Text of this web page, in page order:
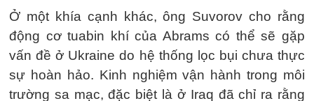
Ở một khía cạnh khác, ông Suvorov cho rằng
động cơ tuabin khí của Abrams có thể sẽ gặp
vấn đề ở Ukraine do hệ thống lọc bụi chưa thực
sự hoàn hảo. Kinh nghiệm vận hành trong môi
trường sa mạc, đặc biệt là ở Iraq đã chỉ ra rằng